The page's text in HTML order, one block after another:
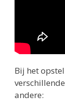
Bij het
andere: